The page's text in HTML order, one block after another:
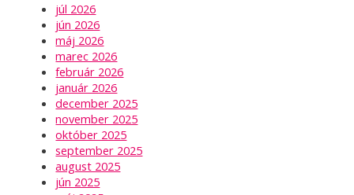
júl 2026
jún 2026
máj 2026
marec 2026
február 2026
január 2026
december 2025
november 2025
október 2025
september 2025
august 2025
jún 2025